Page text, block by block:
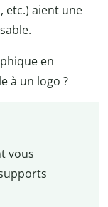
etc.) aient une
en
à un logo ?
vous